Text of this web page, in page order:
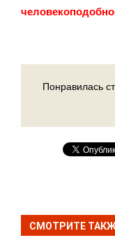
Понравилась
СМОТРИТЕ